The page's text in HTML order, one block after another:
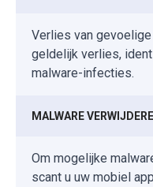
Verlies van
geldelijk verlies,
malware-infecties.
MALWARE
Om mogelijke
scant u uw mobiel